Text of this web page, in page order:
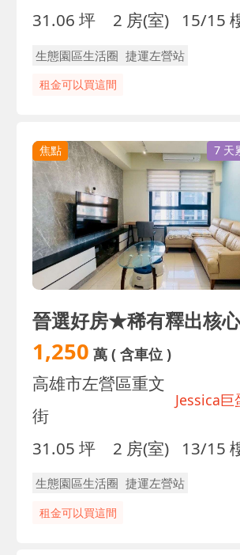
31.06 坪 2 房(室) 15/15
生態園區生活圈 捷運左營站
租金可以買這間
焦點 7 天
1,250 萬( 含車位 )
高雄市左營區重文
街
Jessica
31.05 坪 2 房(室) 13/15
生態園區生活圈 捷運左營站
租金可以買這間